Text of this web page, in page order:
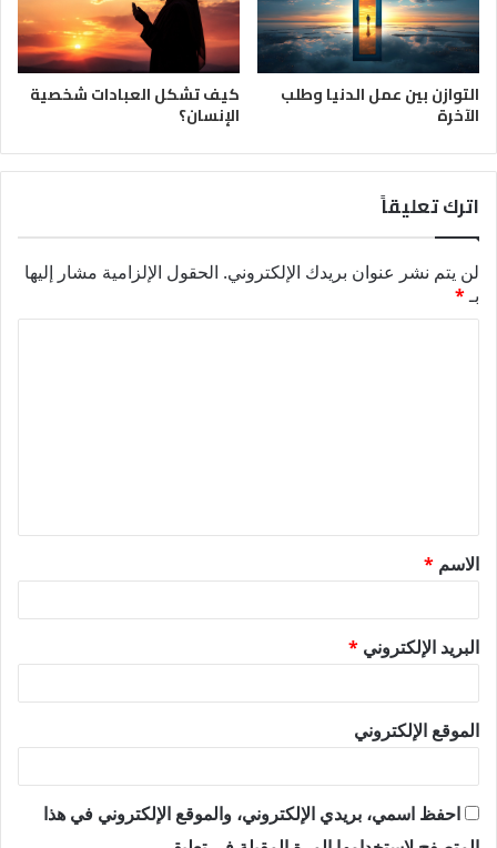
التوازن بين عمل الدنيا وطلب
الآخرة
كيف تشكل العبادات شخصية
الإنسان؟
اترك تعليقاً
لن يتم نشر عنوان بريدك الإلكتروني. الحقول الإلزامية مشار إليها
بـ*
ق
*
الاسم *
البريد الإلكتروني *
الموقع الإلكتروني
احفظ اسمي، بريدي الإلكتروني، والموقع الإلكتروني في هذا